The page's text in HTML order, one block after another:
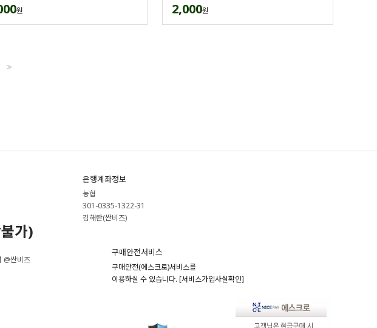
원 2,000원
>>
가)
@싼비즈
은행계좌정보
농협
301-0335-1322-31
김해란(싼비즈)
구매안전서비스
구매안전(에스크로)서비스를
이용하실 수 있습니다. [서비스가입사실확인]